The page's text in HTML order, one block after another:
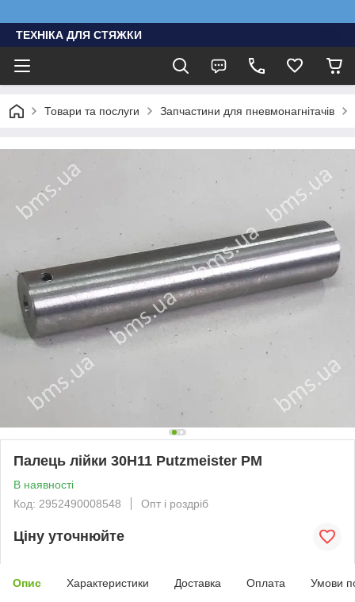
ТЕХНІКА ДЛЯ СТЯЖКИ
Товари та послуги Запчастини для пневмонагнітачів
Палець лійки 30H11 Putzmeister PM
В наявності
Код: 2952490008548
Опт і роздріб
Ціну уточнюйте
Опис Характеристики Доставка Оплата Умови